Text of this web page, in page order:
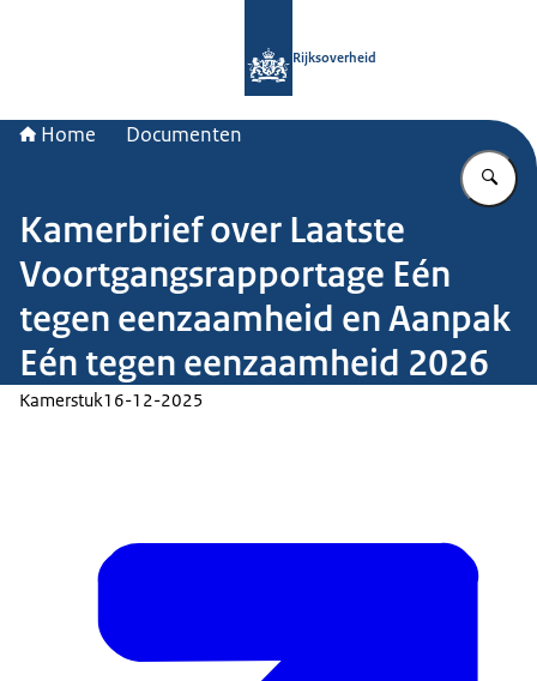
Rijksoverheid
Home Documenten
Kamerbrief over Laatste
Voortgangsrapportage Eén
tegen eenzaamheid en Aanpak
Eén tegen eenzaamheid 2026
Kamerstuk16-12-2025